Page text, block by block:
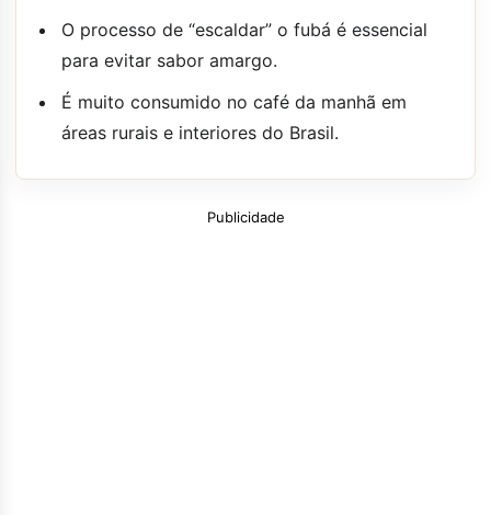
O processo de “escaldar” o fubá é essencial
para evitar sabor amargo.
É muito consumido no café da manhã em
áreas rurais e interiores do Brasil.
Publicidade